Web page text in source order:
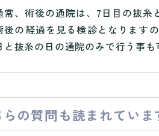
常、術後の通院は、7日目の抜糸
後の経過を見る検診となります
と抜糸の日の通院のみで行う事も
らの質問も読まれていま